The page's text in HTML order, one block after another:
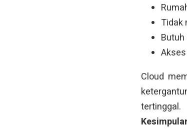
Tidak
Cloud
tertinggal.